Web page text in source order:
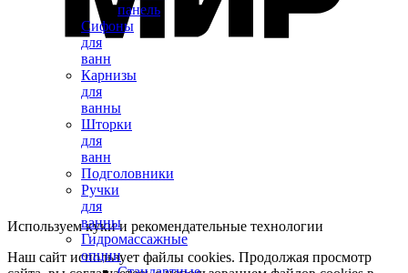
панель
Сифоны
для
ванн
Карнизы
для
ванны
Шторки
для
ванн
Подголовники
Ручки
для
ванны
Гидромассажные
опции
Используем куки и рекомендательные технологии
Наш сайт использует файлы cookies. Продолжая просмотр